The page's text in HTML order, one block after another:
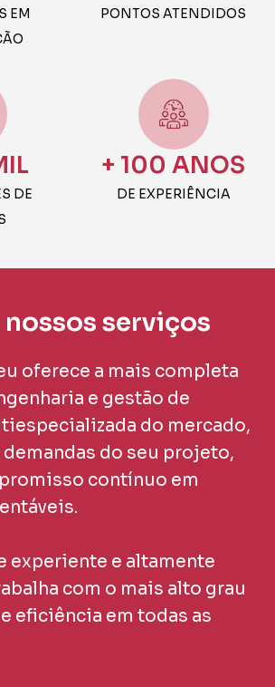
EM
PONTOS ATENDIDOS
DE
+ 100 ANOS
DE EXPERIÊNCIA
serviços
oferece a mais completa
e gestão de
do mercado,
demandas do seu projeto,
contínuo em
experiente e altamente
com o mais alto grau
eficiência em todas as